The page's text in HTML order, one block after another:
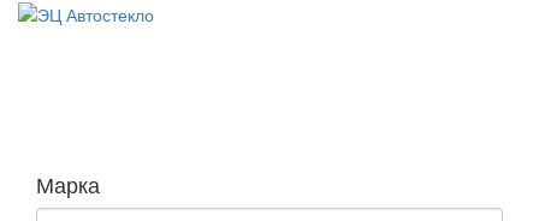
Марка